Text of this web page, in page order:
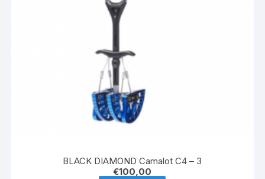
BLACK DIAMOND Camalot C4 – 3
€100,00